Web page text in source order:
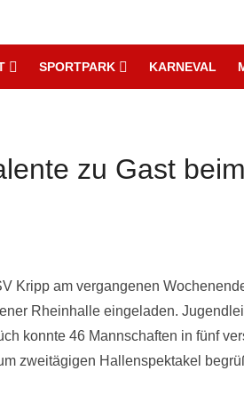
SPORTPARK KARNEVAL
zu Gast
Kripp am vergangenen
Rheinhalle eingeladen.
konnte 46 Mannschaften in fünf
zweitägigen Hallenspektakel